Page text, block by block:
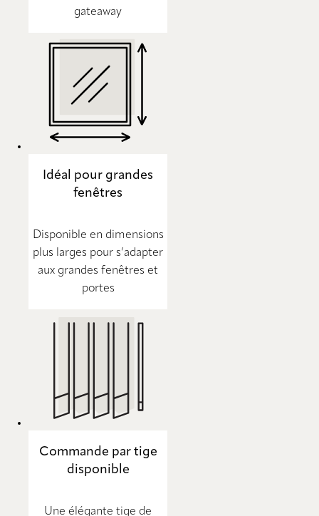
gateaway
Idéal pour grandes
fenêtres
Disponible en dimensions
plus larges pour s’adapter
aux grandes fenêtres et
portes
Commande par tige
disponible
Une élégante tige de